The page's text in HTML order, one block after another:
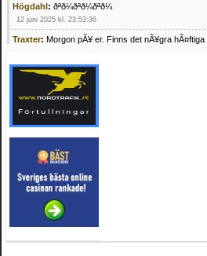
Högdahl: ðªð¼ðªð¼ðªð¼
12 juni 2025 kl. 23:53:36
Traxter: Morgon pÃ¥ er. Finns det nÃ¥gra
Mrhandsome:SÃ¶ker defekta/trasiga fyrhjulingar.
pÃ¥ 0709955029 eller
mvh Hugo
21 februari 2025 kl. 09:25:52
Oscar5:NÃ¥gon som vet vad man kan begÃ¤ra
4 februari 2025 kl. 19:20:50
Oscar5:44
4 februari 2025 kl. 19:15:36
Greger59:NÃ¤gon som vet har en Cetek 500 EFI
15 januari 2025 kl. 23:49:44
Mrhandsome:SÃÂ¶ker defekta/trasiga